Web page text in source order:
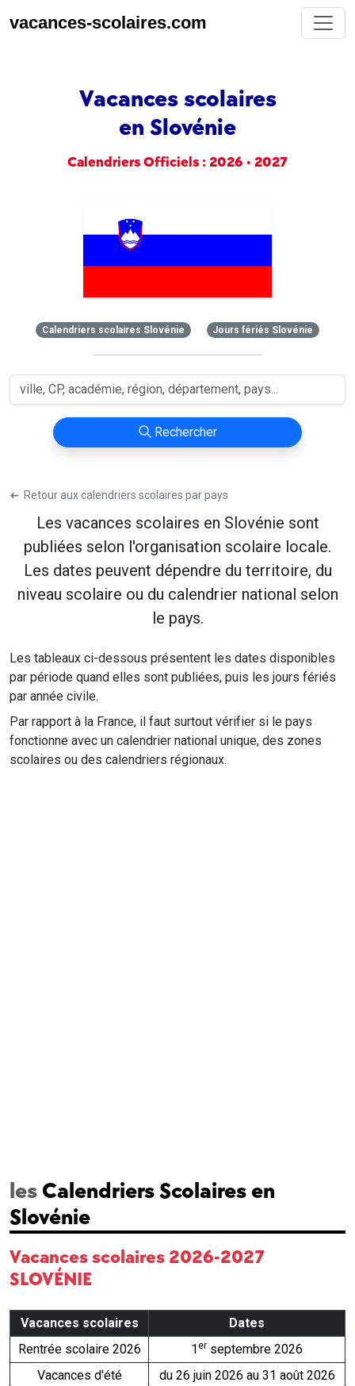
vacances-scolaires.com
Vacances scolaires
en Slovénie
Calendriers Officiels : 2026 • 2027
Calendriers scolaires Slovénie Jours fériés Slovénie
Rechercher
➔ Retour aux calendriers scolaires par pays
Les vacances scolaires en Slovénie sont
publiées selon l'organisation scolaire locale.
Les dates peuvent dépendre du territoire, du
niveau scolaire ou du calendrier national selon
le pays.
Les tableaux ci-dessous présentent les dates disponibles
par période quand elles sont publiées, puis les jours fériés
par année civile.
Par rapport à la France, il faut surtout vérifier si le pays
fonctionne avec un calendrier national unique, des zones
scolaires ou des calendriers régionaux.
lesCalendriers Scolaires en
Slovénie
Vacances scolaires 2026-2027
SLOVÉNIE
Vacances scolaires
Dates
Rentrée scolaire 2026
1er septembre 2026
Vacances d'été
du 26 juin 2026 au 31 août 2026